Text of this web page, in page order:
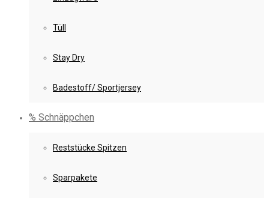
Tüll
Stay Dry
Badestoff/ Sportjersey
% Schnäppchen
Reststücke Spitzen
Sparpakete